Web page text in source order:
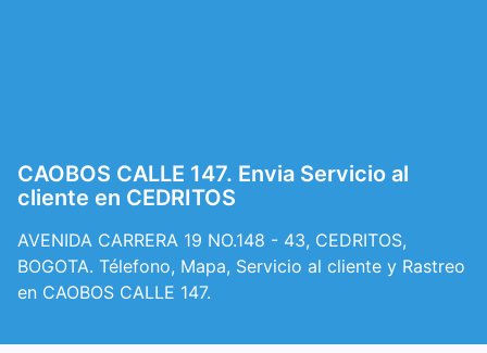
CAOBOS CALLE 147. Envia Servicio al
cliente en CEDRITOS
AVENIDA CARRERA 19 NO.148 - 43, CEDRITOS,
BOGOTA. Télefono, Mapa, Servicio al cliente y Rastreo
en CAOBOS CALLE 147.